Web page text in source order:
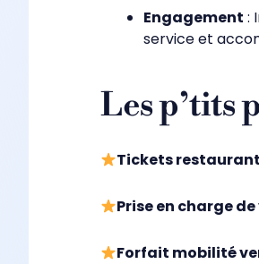
Engagement :
service et
Les p’tits
Tickets restaurant
Prise en charge
Forfait mobilité